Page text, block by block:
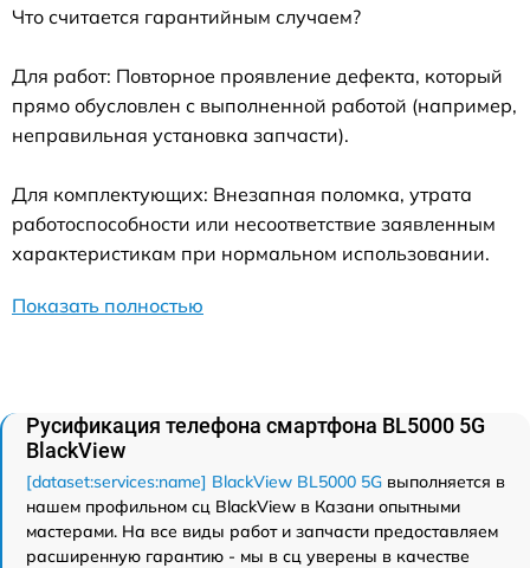
Что считается гарантийным случаем?
Для работ: Повторное проявление дефекта, который
прямо обусловлен с выполненной работой (например,
неправильная установка запчасти).
Для комплектующих: Внезапная поломка, утрата
работоспособности или несоответствие заявленным
характеристикам при нормальном использовании.
Показать полностью
Русификация телефона смартфона BL5000 5G
BlackView
[dataset:services:name] BlackView BL5000 5G выполняется в
нашем профильном сц BlackView в Казани опытными
мастерами. На все виды работ и запчасти предоставляем
расширенную гарантию - мы в сц уверены в качестве